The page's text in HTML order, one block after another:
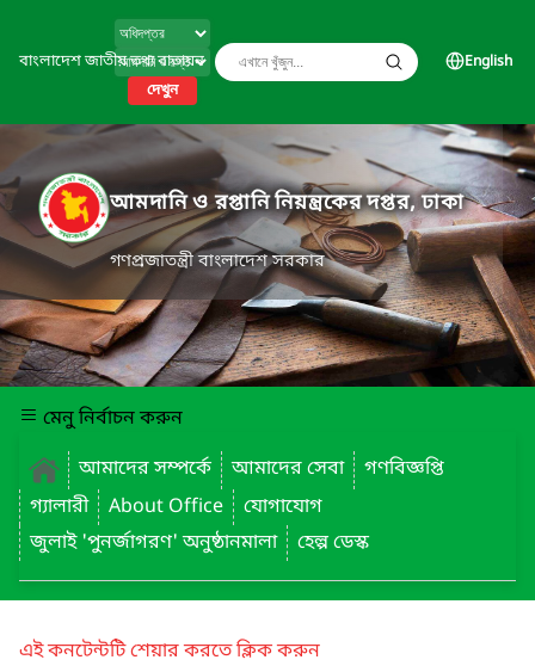
বাংলাদেশ জাতীয় তথ্য বাতায়ন
দেখুন
English
আমদানি ও রপ্তানি নিয়ন্ত্রকের দপ্তর, ঢাকা
গণপ্রজাতন্ত্রী বাংলাদেশ সরকার
মেনু নির্বাচন করুন
আমাদের সম্পর্কে
আমাদের সেবা
গণবিজ্ঞপ্তি
গ্যালারী
About Office
যোগাযোগ
জুলাই 'পুনর্জাগরণ' অনুষ্ঠানমালা
হেল্প ডেস্ক
এই কনটেন্টটি শেয়ার করতে ক্লিক করুন